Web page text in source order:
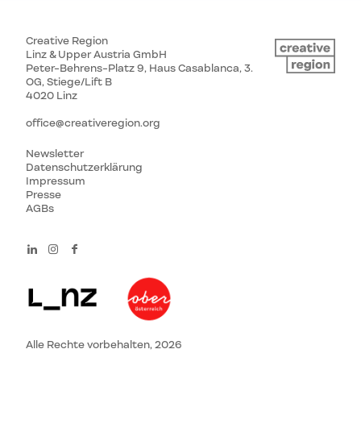
Creative Region
Linz & Upper Austria GmbH
Peter-Behrens-Platz 9, Haus Casablanca, 3.
OG, Stiege/Lift B
4020 Linz
office@creativeregion.org
Newsletter
Datenschutzerklärung
Impressum
Presse
AGBs
Alle Rechte vorbehalten, 2026